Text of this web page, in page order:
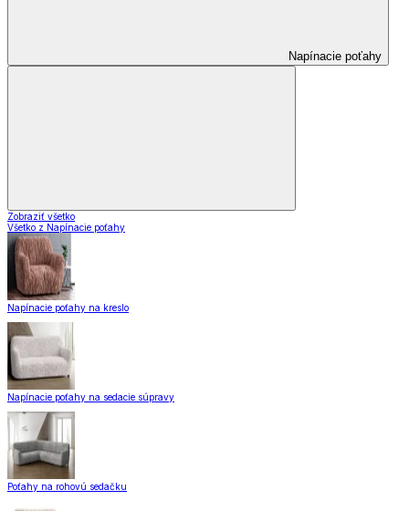
Napínacie poťahy
Zobraziť všetko
Všetko z Napínacie poťahy
Napínacie poťahy na kreslo
Napínacie poťahy na sedacie súpravy
Poťahy na rohovú sedačku